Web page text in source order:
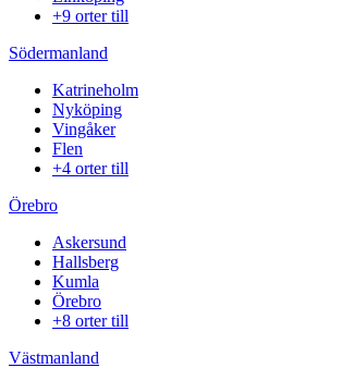
+9 orter till
Södermanland
Katrineholm
Nyköping
Vingåker
Flen
+4 orter till
Örebro
Askersund
Hallsberg
Kumla
Örebro
+8 orter till
Västmanland